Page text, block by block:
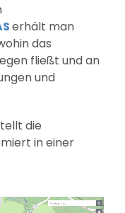
erhält man
das
fließt und an
und
die
in einer